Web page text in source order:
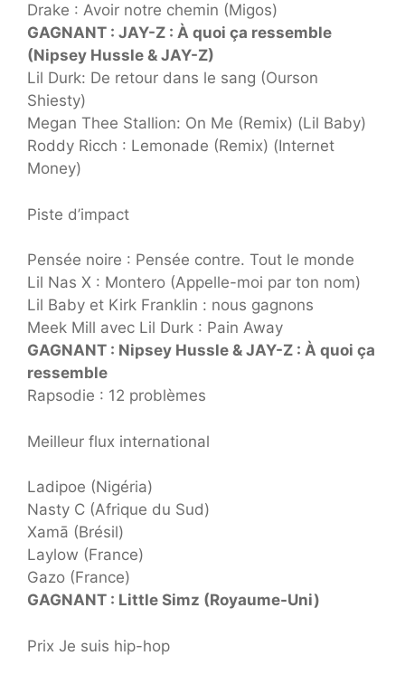
Drake : Avoir notre chemin (Migos)
GAGNANT : JAY-Z : À quoi ça ressemble
(Nipsey Hussle & JAY-Z)
Lil Durk: De retour dans le sang (Ourson
Shiesty)
Megan Thee Stallion: On Me (Remix) (Lil Baby)
Roddy Ricch : Lemonade (Remix) (Internet
Money)
Piste d’impact
Pensée noire : Pensée contre. Tout le monde
Lil Nas X : Montero (Appelle-moi par ton nom)
Lil Baby et Kirk Franklin : nous gagnons
Meek Mill avec Lil Durk : Pain Away
GAGNANT : Nipsey Hussle & JAY-Z : À quoi ça
ressemble
Rapsodie : 12 problèmes
Meilleur flux international
Ladipoe (Nigéria)
Nasty C (Afrique du Sud)
Xamā (Brésil)
Laylow (France)
Gazo (France)
GAGNANT : Little Simz (Royaume-Uni)
Prix ​​Je suis hip-hop